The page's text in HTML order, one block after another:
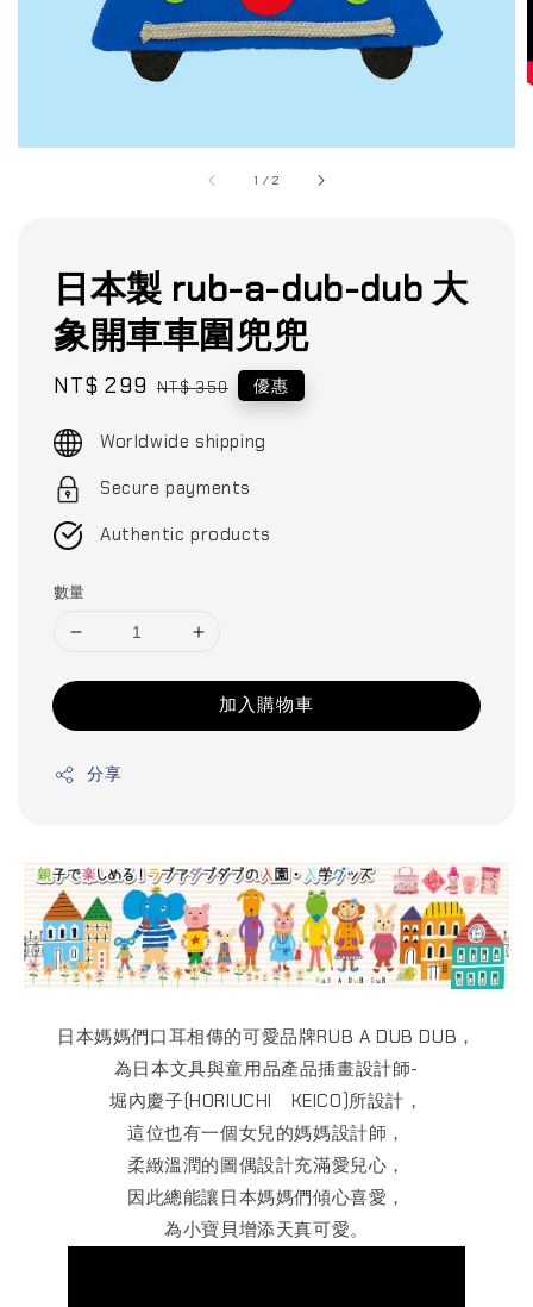
1 /2
日本製 rub-a-dub-dub 大
象開車車圍兜兜
Sale
NT$ 299 Regular
NT$ 350 優惠
Worldwide shipping
Secure payments
Authentic products
數量
加入購物車
分享
日本媽媽們口耳相傳的可愛品牌RUB A DUB DUB，
為日本文具與童用品產品插畫設計師-
堀內慶子(HORIUCHI KEICO)所設計，
這位也有一個女兒的媽媽設計師，
柔緻溫潤的圖偶設計充滿愛兒心，
因此總能讓日本媽媽們傾心喜愛，
為小寶貝增添天真可愛。